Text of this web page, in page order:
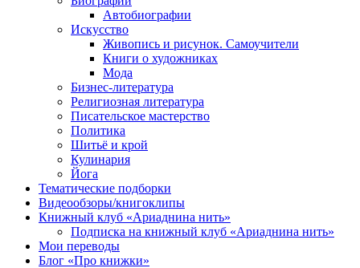
Автобиографии
Искусство
Живопись и рисунок. Самоучители
Книги о художниках
Мода
Бизнес-литература
Религиозная литература
Писательское мастерство
Политика
Шитьё и крой
Кулинария
Йога
Тематические подборки
Видеообзоры/книгоклипы
Книжный клуб «Ариаднина нить»
Подписка на книжный клуб «Ариаднина нить»
Мои переводы
Блог «Про книжки»